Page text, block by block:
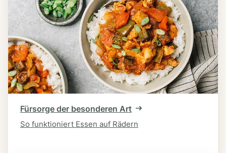
Fürsorge der besonderen Art
So funktioniert Essen auf Rädern